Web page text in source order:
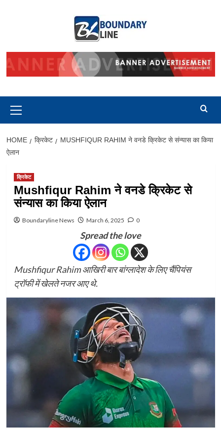
Menu
HOME क्रिकेट
MUSHFIQUR RAHIM ने वनडे क्रिकेट से संन्यास का किया
ऐलान
क्रिकेट
Mushfiqur Rahim ने वनडे क्रिकेट से
संन्यास का किया ऐलान
Boundaryline News March 6, 2025 0
Spread the love
Mushfiqur Rahim आखिरी बार बांग्लादेश के लिए चैंपियंस
ट्रॉफी में खेलते नजर आए थे.